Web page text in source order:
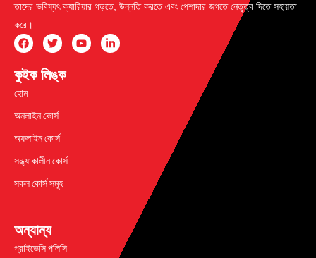
তাদের ভবিষ্যৎ ক্যারিয়ার গড়তে, উন্নতি করতে এবং পেশাদার জগতে নেতৃত্ব দিতে সহায়তা
করে।
কুইক লিঙ্ক
হোম
অনলাইন কোর্স
অফলাইন কোর্স
সন্ধ্যাকালীন কোর্স
সকল কোর্স সমূহ
অন্যান্য
প্রাইভেসি পলিসি